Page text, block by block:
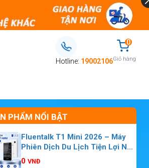
Hotline: 19002106
0
Giỏ hàng
PHẨM NỔI BẬT
Fluentalk T1 Mini 2026 – Máy
Phiên Dịch Du Lịch Tiện Lợi Nhỏ
Gọn
0 VNĐ